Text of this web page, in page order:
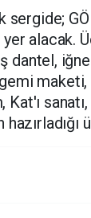
sergide;
alacak.
dantel,
maketi,
Kat'ı